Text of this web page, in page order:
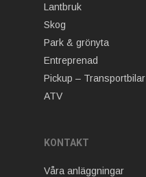
Lantbruk
Skog
Park & grönyta
Entreprenad
Pickup – Transportbilar
ATV
KONTAKT
Våra anläggningar